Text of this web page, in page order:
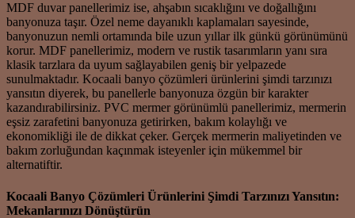
MDF duvar panellerimiz ise, ahşabın sıcaklığını ve doğallığını
banyonuza taşır. Özel neme dayanıklı kaplamaları sayesinde,
banyonuzun nemli ortamında bile uzun yıllar ilk günkü görünümünü
korur. MDF panellerimiz, modern ve rustik tasarımların yanı sıra
klasik tarzlara da uyum sağlayabilen geniş bir yelpazede
sunulmaktadır. Kocaali banyo çözümleri ürünlerini şimdi tarzınızı
yansıtın diyerek, bu panellerle banyonuza özgün bir karakter
kazandırabilirsiniz. PVC mermer görünümlü panellerimiz, mermerin
eşsiz zarafetini banyonuza getirirken, bakım kolaylığı ve
ekonomikliği ile de dikkat çeker. Gerçek mermerin maliyetinden ve
bakım zorluğundan kaçınmak isteyenler için mükemmel bir
alternatiftir.
Kocaali Banyo Çözümleri Ürünlerini Şimdi Tarzınızı Yansıtın:
Mekanlarınızı Dönüştürün